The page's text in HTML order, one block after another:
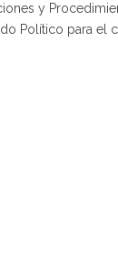
y
Político para